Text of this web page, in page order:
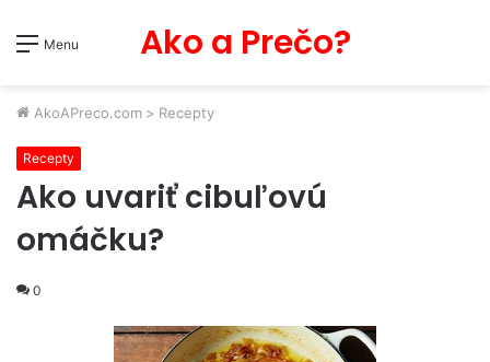
Menu Ako a Prečo?
AkoAPreco.com > Recepty
Recepty
Ako uvariť cibuľovú
omáčku?
0